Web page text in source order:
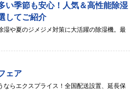
い季節も安心！人気＆高性能除湿
してご紹介
湿や夏のジメジメ対策に大活躍の除湿機。最
ェア
ならエクスプライス！全国配送設置、延長保